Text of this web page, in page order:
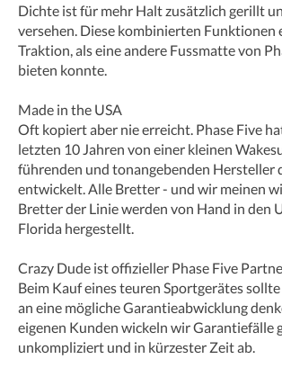
Dichte ist für mehr Halt zusätzlich gerillt
versehen. Diese kombinierten Funktionen
Traktion, als eine andere Fussmatte von
bieten konnte.
Made in the USA
Oft kopiert aber nie erreicht. Phase Five
letzten 10 Jahren von einer kleinen
führenden und tonangebenden Hersteller
entwickelt. Alle Bretter - und wir meinen
Bretter der Linie werden von Hand in den
Florida hergestellt.
Crazy Dude ist offizieller Phase Five
Beim Kauf eines teuren Sportgerätes
an eine mögliche Garantieabwicklung
eigenen Kunden wickeln wir Garantiefälle
unkompliziert und in kürzester Zeit ab.